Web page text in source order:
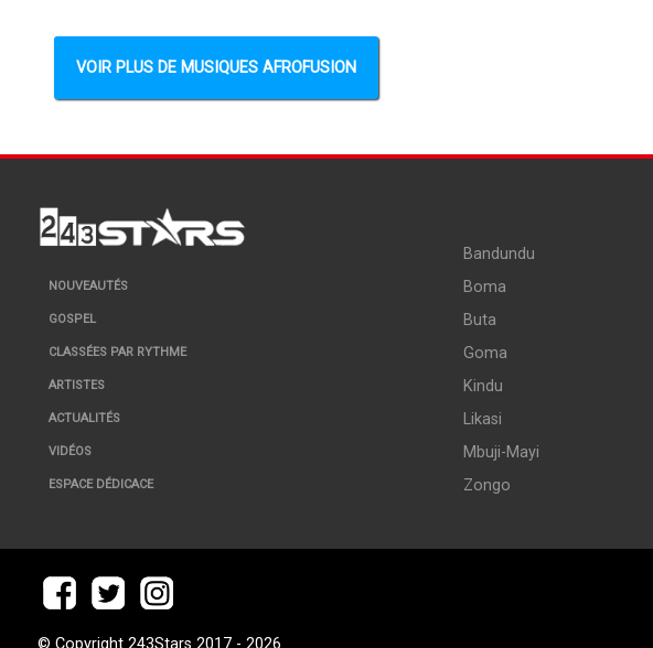
VOIR PLUS DE MUSIQUES AFROFUSION
NOUVEAUTÉS
GOSPEL
CLASSÉES PAR RYTHME
ARTISTES
ACTUALITÉS
VIDÉOS
ESPACE DÉDICACE
Bandundu
Boma
Buta
Goma
Kindu
Likasi
Mbuji-Mayi
Zongo
© Copyright 243Stars 2017 - 2026